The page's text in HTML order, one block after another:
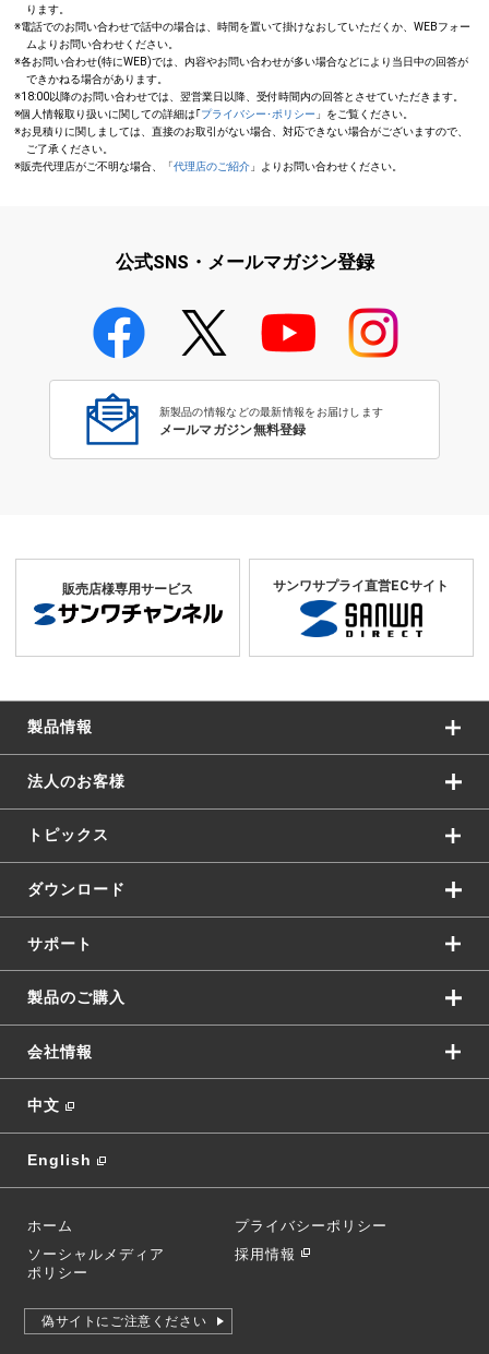
ります。
※電話でのお問い合わせで話中の場合は、時間を置いて掛けなおしていただくか、WEBフォー
ムよりお問い合わせください。
※各お問い合わせ(特にWEB)では、内容やお問い合わせが多い場合などにより当日中の回答が
できかねる場合があります。
※18:00以降のお問い合わせでは、翌営業日以降、受付時間内の回答とさせていただきます。
※個人情報取り扱いに関しての詳細は｢プライバシー･ポリシー 」をご覧ください。
※お見積りに関しましては、直接のお取引がない場合、対応できない場合がございますので、
ご了承ください。
※販売代理店がご不明な場合、「代理店のご紹介 」よりお問い合わせください。
公式SNS・メールマガジン登録
新製品の情報などの最新情報をお届けします
メールマガジン無料登録
販売店様専用サービス サンワサプライ直営ECサイト
製品情報
法人のお客様
トピックス
ダウンロード
サポート
製品のご購入
会社情報
中文
English
ホーム
プライバシーポリシー
ソーシャルメディア
ポリシー
採用情報
偽サイトにご注意ください